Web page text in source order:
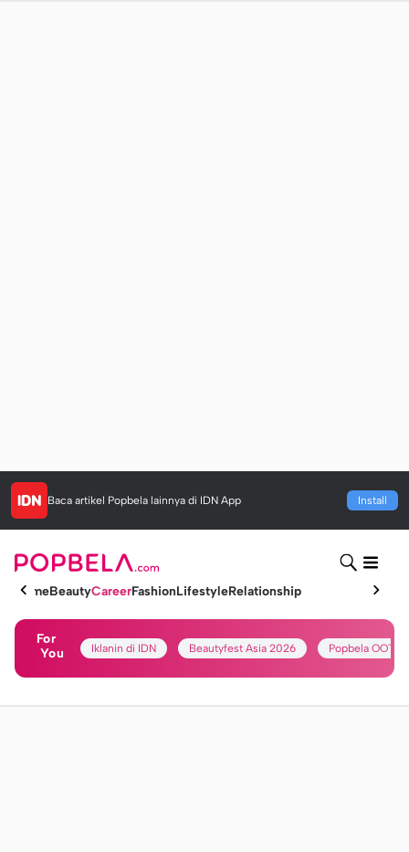
Baca artikel Popbela lainnya di IDN App Install
HomeBeautyCareerFashionLifestyleRelationship
For
You
Iklanin di IDN Beautyfest Asia 2026 Popbela OOTD